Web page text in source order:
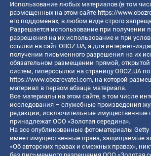
Использование любых материалов (в том
размещенных на этом сайте https://
его поддоменах, в любом виде строго
Разрешается использование при получении
разрешения на их использование и при
ссылки на сайт OBOZ.UA, а для интернет-
получении письменного разрешения на их
обязательном размещении прямой,
систем, гиперссылки на страницу OBOZ.UA
https://www.obozrevatel.com, на которой
материал в первом абзаце материала.
Все материалы на этом сайте, в том числе
исследования – служебные произведения
редакции, исключительные имущественные
принадлежат ООО «Золотая середина».
На все опубликованные фотоматериалы Getty
имеет имущественные права, защищаемые
«Об авторских правах и смежных правах»,